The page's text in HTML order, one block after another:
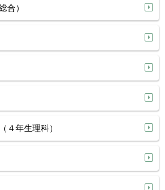
合）
４年生理科）